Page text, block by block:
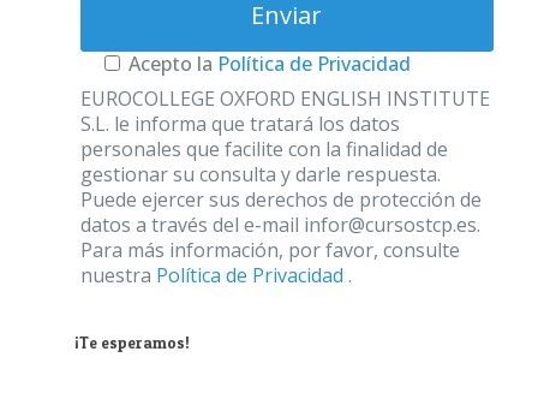
Acepto la Política de Privacidad
EUROCOLLEGE OXFORD ENGLISH INSTITUTE
S.L. le informa que tratará los datos
personales que facilite con la finalidad de
gestionar su consulta y darle respuesta.
Puede ejercer sus derechos de protección de
datos a través del e-mail infor@cursostcp.es.
Para más información, por favor, consulte
nuestra Política de Privacidad .
¡Te esperamos!